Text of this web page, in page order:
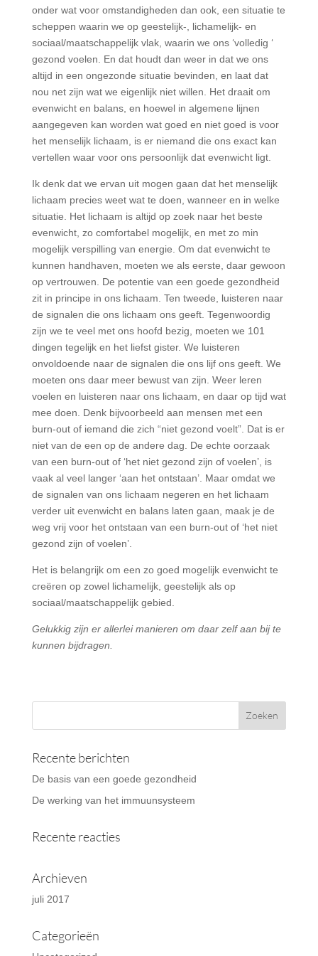
onder wat voor omstandigheden dan ook, een situatie te
scheppen waarin we op geestelijk-, lichamelijk- en
sociaal/maatschappelijk vlak, waarin we ons ‘volledig ‘
gezond voelen. En dat houdt dan weer in dat we ons
altijd in een ongezonde situatie bevinden, en laat dat
nou net zijn wat we eigenlijk niet willen. Het draait om
evenwicht en balans, en hoewel in algemene lijnen
aangegeven kan worden wat goed en niet goed is voor
het menselijk lichaam, is er niemand die ons exact kan
vertellen waar voor ons persoonlijk dat evenwicht ligt.
Ik denk dat we ervan uit mogen gaan dat het menselijk
lichaam precies weet wat te doen, wanneer en in welke
situatie. Het lichaam is altijd op zoek naar het beste
evenwicht, zo comfortabel mogelijk, en met zo min
mogelijk verspilling van energie. Om dat evenwicht te
kunnen handhaven, moeten we als eerste, daar gewoon
op vertrouwen. De potentie van een goede gezondheid
zit in principe in ons lichaam. Ten tweede, luisteren naar
de signalen die ons lichaam ons geeft. Tegenwoordig
zijn we te veel met ons hoofd bezig, moeten we 101
dingen tegelijk en het liefst gister. We luisteren
onvoldoende naar de signalen die ons lijf ons geeft. We
moeten ons daar meer bewust van zijn. Weer leren
voelen en luisteren naar ons lichaam, en daar op tijd wat
mee doen. Denk bijvoorbeeld aan mensen met een
burn-out of iemand die zich “niet gezond voelt”. Dat is er
niet van de een op de andere dag. De echte oorzaak
van een burn-out of ‘het niet gezond zijn of voelen’, is
vaak al veel langer ‘aan het ontstaan’. Maar omdat we
de signalen van ons lichaam negeren en het lichaam
verder uit evenwicht en balans laten gaan, maak je de
weg vrij voor het ontstaan van een burn-out of ‘het niet
gezond zijn of voelen’.
Het is belangrijk om een zo goed mogelijk evenwicht te
creëren op zowel lichamelijk, geestelijk als op
sociaal/maatschappelijk gebied.
Gelukkig zijn er allerlei manieren om daar zelf aan bij te
kunnen bijdragen.
Recente berichten
De basis van een goede gezondheid
De werking van het immuunsysteem
Recente reacties
Archieven
juli 2017
Categorieën